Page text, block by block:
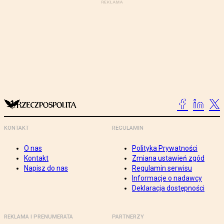
KONTAKT
O nas
Kontakt
Napisz do nas
REGULAMIN
Polityka Prywatności
Zmiana ustawień zgód
Regulamin serwisu
Informacje o nadawcy
Deklaracja dostępności
REKLAMA I PRENUMERATA PARTNERZY